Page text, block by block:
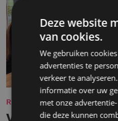
REKRUTERING
Van onverwachte
Deze website
van cookies.
We gebruiken
advertenties te
verkeer te
informatie over uw
met onze
die deze kunnen